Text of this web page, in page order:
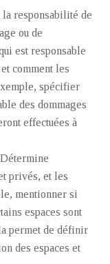
responsabilité de
ou de
est responsable
comment les
spécifier
des dommages
effectuées à
Détermine
privés, et les
mentionner si
espaces sont
permet de définir
des espaces et